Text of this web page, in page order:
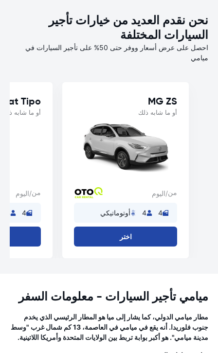
نحن نقدم العديد من خيارات تأجير
السيارات المختلفة
احصل على عرض أسعار ووفر حتى 50% على تأجير السيارات في
ميامي
MG ZS
أو ما شابه ذلك
من/اليوم
4
4 أوتوماتيكي
اختر
Fiat Tipo
أو ما شابه ذلك
من/اليوم
4
4
ميامي تأجير السيارات - معلومات السفر
مطار ميامي الدولي، كما يشار إلى ميا هو المطار الرئيسي الذي يخدم
جنوب فلوريدا. أنه يقع في ميامي في العاصمة، 13 كم شمال غرب "وسط
مدينة ميامي". هو أكبر بوابة تربط بين الولايات المتحدة وأمريكا اللاتينية.